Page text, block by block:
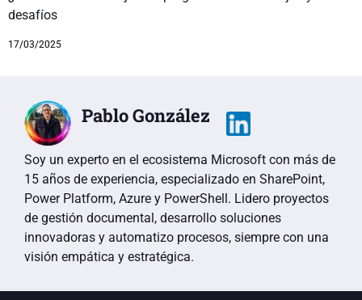
desafíos
17/03/2025
Pablo González
Soy un experto en el ecosistema Microsoft con más de
15 años de experiencia, especializado en SharePoint,
Power Platform, Azure y PowerShell. Lidero proyectos
de gestión documental, desarrollo soluciones
innovadoras y automatizo procesos, siempre con una
visión empática y estratégica.